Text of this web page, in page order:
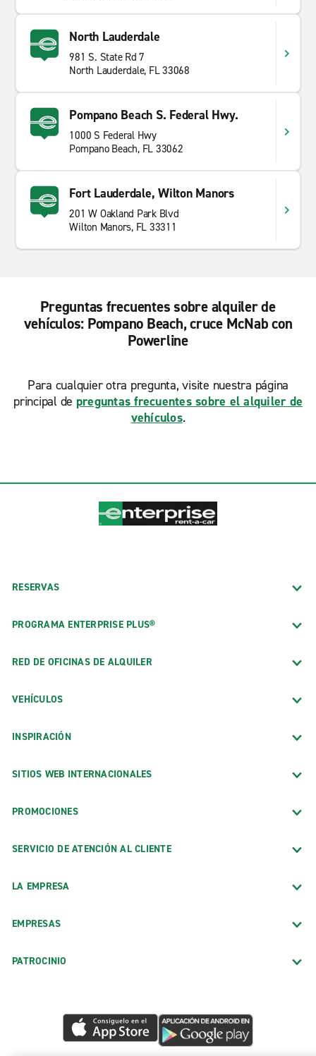
North Lauderdale
981 S. State Rd 7
North Lauderdale, FL 33068
Pompano Beach S. Federal Hwy.
1000 S Federal Hwy
Pompano Beach, FL 33062
Fort Lauderdale, Wilton Manors
201 W Oakland Park Blvd
Wilton Manors, FL 33311
Preguntas frecuentes sobre alquiler de
vehículos: Pompano Beach, cruce McNab con
Powerline
Para cualquier otra pregunta, visite nuestra página
principal de preguntas frecuentes sobre el alquiler de
vehículos.
RESERVAS
PROGRAMA ENTERPRISE PLUS®
RED DE OFICINAS DE ALQUILER
VEHÍCULOS
INSPIRACIÓN
SITIOS WEB INTERNACIONALES
PROMOCIONES
SERVICIO DE ATENCIÓN AL CLIENTE
LA EMPRESA
EMPRESAS
PATROCINIO